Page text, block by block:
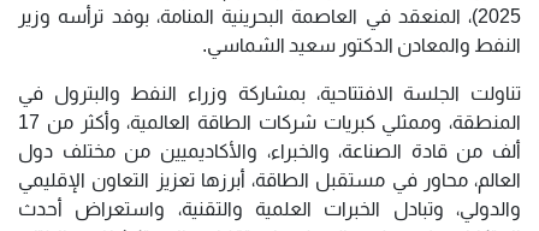
2025)، المنعقد في العاصمة البحرينية المنامة، بوفد ترأسه وزير
النفط والمعادن الدكتور سعيد الشماسي.
تناولت الجلسة الافتتاحية، بمشاركة وزراء النفط والبترول في
المنطقة، وممثلي كبريات شركات الطاقة العالمية، وأكثر من 17
ألف من قادة الصناعة، والخبراء، والأكاديميين من مختلف دول
العالم، محاور في مستقبل الطاقة، أبرزها تعزيز التعاون الإقليمي
والدولي، وتبادل الخبرات العلمية والتقنية، واستعراض أحدث